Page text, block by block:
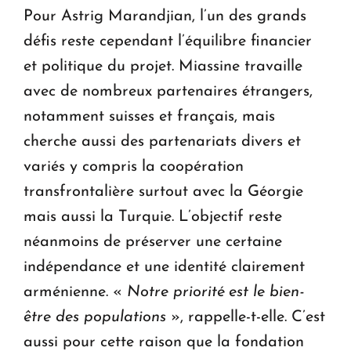
Pour Astrig Marandjian, l’un des grands
défis reste cependant l’équilibre financier
et politique du projet. Miassine travaille
avec de nombreux partenaires étrangers,
notamment suisses et français, mais
cherche aussi des partenariats divers et
variés y compris la coopération
transfrontalière surtout avec la Géorgie
mais aussi la Turquie. L’objectif reste
néanmoins de préserver une certaine
indépendance et une identité clairement
arménienne. « Notre priorité est le bien-
être des populations », rappelle-t-elle. C’est
aussi pour cette raison que la fondation